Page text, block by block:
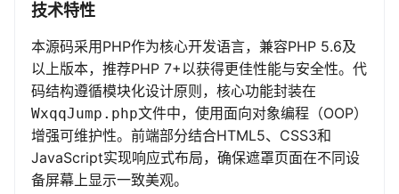
技术特性
本源码采用PHP作为核心开发语言，兼容PHP 5.6及
以上版本，推荐PHP 7+以获得更佳性能与安全性。代
码结构遵循模块化设计原则，核心功能封装在
WxqqJump.php文件中，使用面向对象编程（OOP）
增强可维护性。前端部分结合HTML5、CSS3和
JavaScript实现响应式布局，确保遮罩页面在不同设
备屏幕上显示一致美观。